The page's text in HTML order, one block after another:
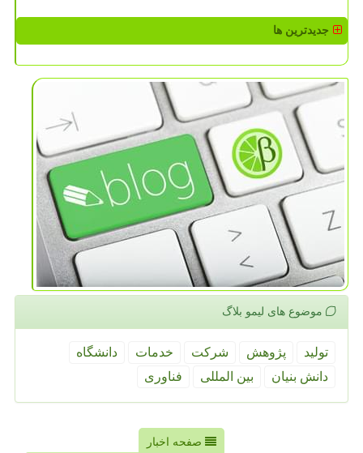
جدیدترین ها
موضوع های لیمو بلاگ
تولید پژوهش شركت خدمات
دانشگاه
دانش بنیان
بین المللی فناوری
صفحه اخبار